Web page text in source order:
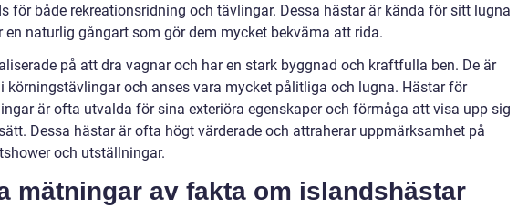
för både rekreationsridning och tävlingar. Dessa hästar är kända för sitt lugna
en naturlig gångart som gör dem mycket bekväma att rida.
på att dra vagnar och har en stark byggnad och kraftfulla ben. De är
körningstävlingar och anses vara mycket pålitliga och lugna. Hästar för
är ofta utvalda för sina exteriöra egenskaper och förmåga att visa upp sig
Dessa hästar är ofta högt värderade och attraherar uppmärksamhet på
och utställningar.
mätningar av fakta om islandshästar